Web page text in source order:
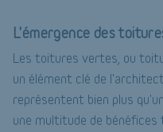
L'émergence des
Les toitures vertes, ou
un élément clé de
représentent bien plus
une multitude de